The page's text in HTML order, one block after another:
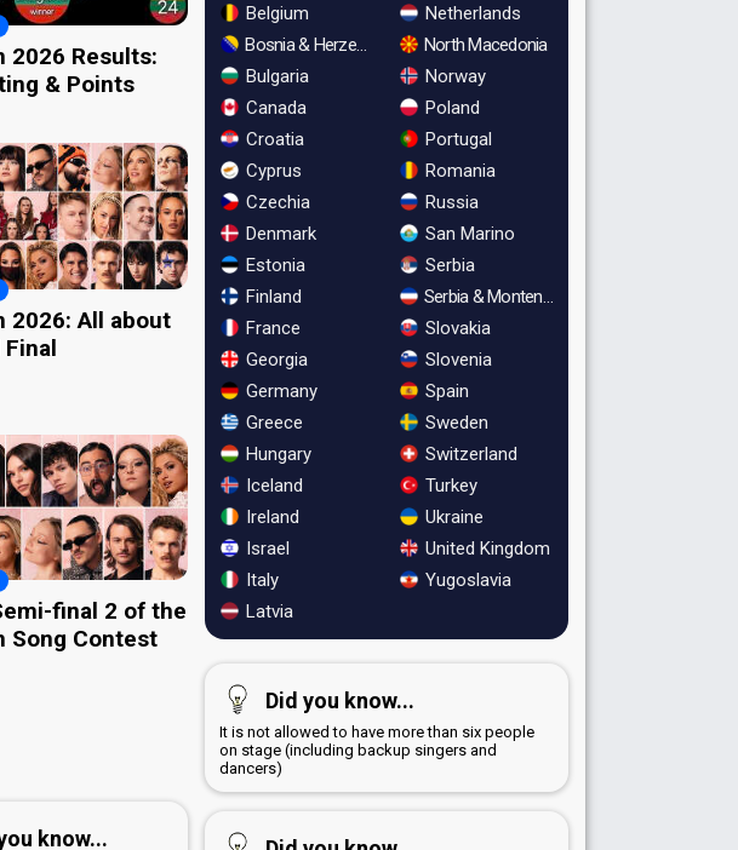
2026 Results:
& Points
2026: All about
final 2 of the
Song Contest
know...
Belgium
Bosnia & Herzegovina
Bulgaria
Canada
Croatia
Cyprus
Czechia
Denmark
Estonia
Finland
France
Georgia
Germany
Greece
Hungary
Iceland
Ireland
Israel
Italy
Latvia
Netherlands
North Macedonia
Norway
Poland
Portugal
Romania
Russia
San Marino
Serbia
Serbia & Montenegro
Slovakia
Slovenia
Spain
Sweden
Switzerland
Turkey
Ukraine
United Kingdom
Yugoslavia
Did you know...
It is not allowed to have more than six people
on stage (including backup singers and
dancers)